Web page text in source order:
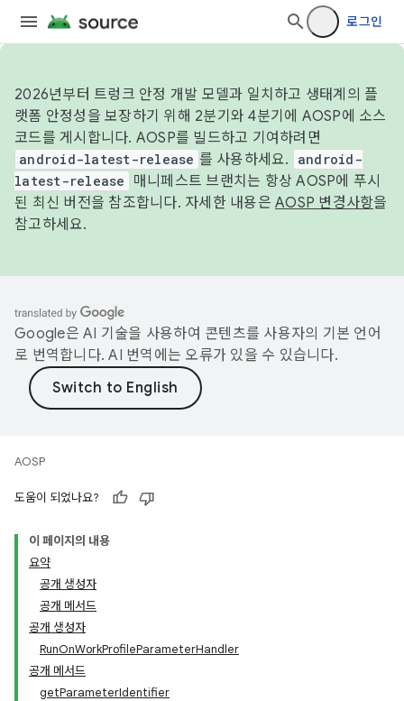
로그인
2026년부터 트렁크 안정 개발 모델과 일치하고 생태계의 플
랫폼 안정성을 보장하기 위해 2분기와 4분기에 AOSP에 소스
코드를 게시합니다. AOSP를 빌드하고 기여하려면
android-latest-release 를 사용하세요.
android-
latest-release
매니페스트 브랜치는 항상 AOSP에 푸시
된 최신 버전을 참조합니다. 자세한 내용은 AOSP 변경사항을
참고하세요.
Google은 AI 기술을 사용하여 콘텐츠를 사용자의 기본 언어
로 번역합니다. AI 번역에는 오류가 있을 수 있습니다.
AOSP
도움이 되었나요?
이 페이지의 내용
요약
공개 생성자
공개 메서드
공개 생성자
RunOnWorkProfileParameterHandler
공개 메서드
getParameterIdentifier